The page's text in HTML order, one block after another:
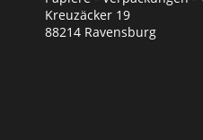
Kreuzäcker 19
88214 Ravensburg